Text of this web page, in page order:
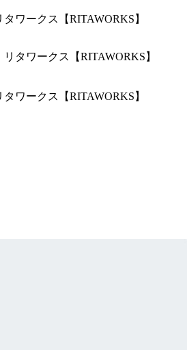
ワークス【RITAWORKS】
ワークス【RITAWORKS】